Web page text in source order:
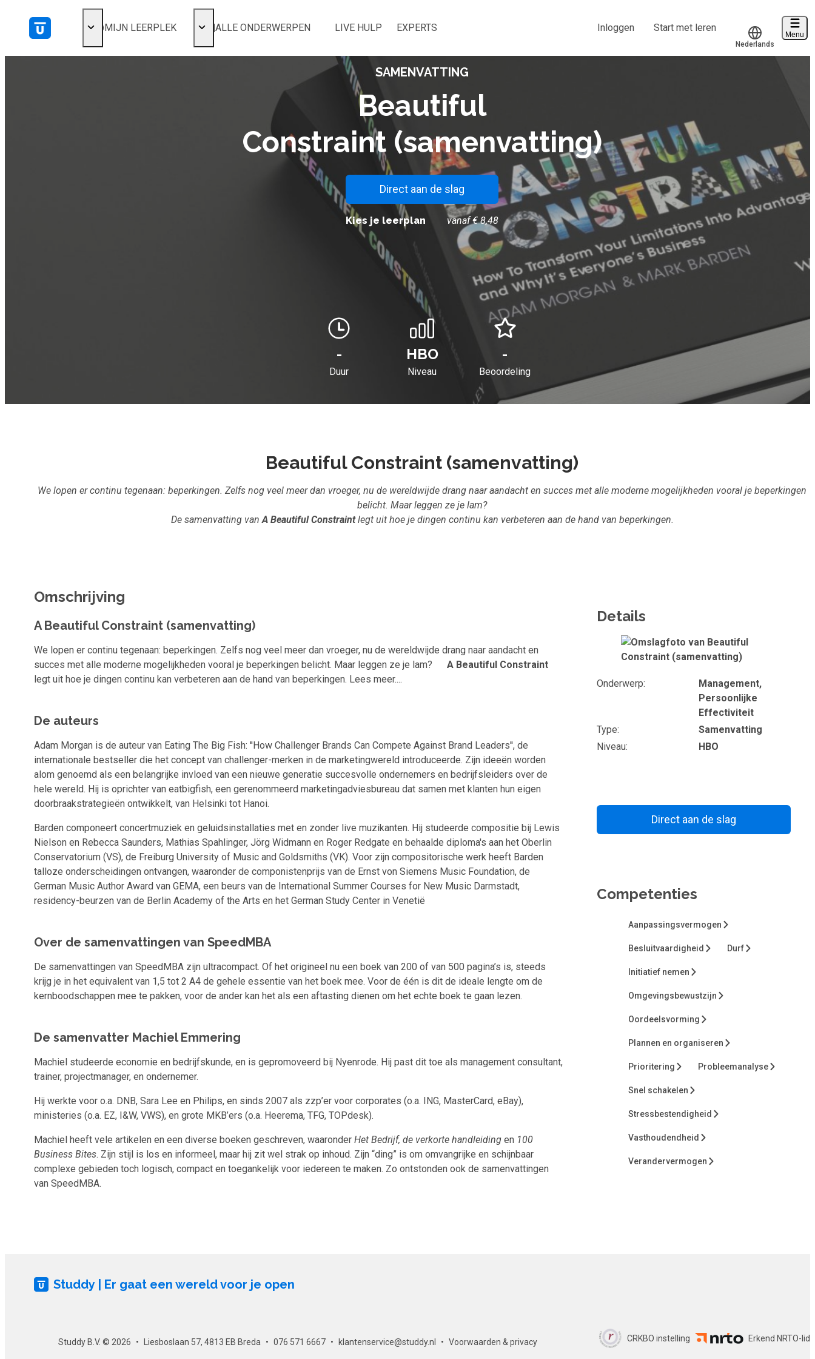
MIJN LEERPLEK
Voor mij
ALLE ONDERWERPEN
Alles bekijken
LIVE HULP EXPERTS
klantenservice@hobp.nl
Inloggen
Meer
Inloggen Start met leren
Nederlands
Menu
SAMENVATTING
Beautiful
Constraint (samenvatting)
Direct aan de slag
Kies je leerplan vanaf € 8,48
- HBO -
Duur Niveau Beoordeling
Beautiful Constraint (samenvatting)
We lopen er continu tegenaan: beperkingen. Zelfs nog veel meer dan vroeger, nu de wereldwijde drang naar aandacht en succes met alle moderne mogelijkheden vooral je beperkingen
belicht. Maar leggen ze je lam?
De samenvatting van A Beautiful Constraintlegt uit hoe je dingen continu kan verbeteren aan de hand van beperkingen.
Omschrijving
A Beautiful Constraint (samenvatting)
We lopen er continu tegenaan: beperkingen. Zelfs nog veel meer dan vroeger, nu de wereldwijde drang naar aandacht en
succes met alle moderne mogelijkheden vooral je beperkingen belicht. Maar leggen ze je lam? A Beautiful Constraint
legt uit hoe je dingen continu kan verbeteren aan de hand van beperkingen. Lees meer....
De auteurs
Adam Morgan is de auteur van Eating The Big Fish: ''How Challenger Brands Can Compete Against Brand Leaders'', de
internationale bestseller die het concept van challenger-merken in de marketingwereld introduceerde. Zijn ideeën worden
alom genoemd als een belangrijke invloed van een nieuwe generatie succesvolle ondernemers en bedrijfsleiders over de
hele wereld. Hij is oprichter van eatbigfish, een gerenommeerd marketingadviesbureau dat samen met klanten hun eigen
doorbraakstrategieën ontwikkelt, van Helsinki tot Hanoi.
Barden componeert concertmuziek en geluidsinstallaties met en zonder live muzikanten. Hij studeerde compositie bij Lewis
Nielson en Rebecca Saunders, Mathias Spahlinger, Jörg Widmann en Roger Redgate en behaalde diploma's aan het Oberlin
Conservatorium (VS), de Freiburg University of Music and Goldsmiths (VK). Voor zijn compositorische werk heeft Barden
talloze onderscheidingen ontvangen, waaronder de componistenprijs van de Ernst von Siemens Music Foundation, de
German Music Author Award van GEMA, een beurs van de International Summer Courses for New Music Darmstadt,
residency-beurzen van de Berlin Academy of the Arts en het German Study Center in Venetië
Over de samenvattingen van SpeedMBA
De samenvattingen van SpeedMBA zijn ultracompact. Of het origineel nu een boek van 200 of van 500 pagina’s is, steeds
krijg je in het equivalent van 1,5 tot 2 A4 de gehele essentie van het boek mee. Voor de één is dit de ideale lengte om de
kernboodschappen mee te pakken, voor de ander kan het als een aftasting dienen om het echte boek te gaan lezen.
De samenvatter Machiel Emmering
Machiel studeerde economie en bedrijfskunde, en is gepromoveerd bij Nyenrode. Hij past dit toe als management consultant,
trainer, projectmanager, en ondernemer.
Hij werkte voor o.a. DNB, Sara Lee en Philips, en sinds 2007 als zzp’er voor corporates (o.a. ING, MasterCard, eBay),
ministeries (o.a. EZ, I&W, VWS), en grote MKB’ers (o.a. Heerema, TFG, TOPdesk).
Machiel heeft vele artikelen en een diverse boeken geschreven, waaronder Het Bedrijf, de verkorte handleiding en 100
Business Bites. Zijn stijl is los en informeel, maar hij zit wel strak op inhoud. Zijn “ding” is om omvangrijke en schijnbaar
complexe gebieden toch logisch, compact en toegankelijk voor iedereen te maken. Zo ontstonden ook de samenvattingen
van SpeedMBA.
Details
Omslagfoto
Onderwerp
Management,
Persoonlijke
Effectiviteit
Type
Samenvatting
Niveau
HBO
Direct aan de slag
Bewaar voor later
Competenties
Aanpassingsvermogen
Besluitvaardigheid Durf
Initiatief nemen
Omgevingsbewustzijn
Oordeelsvorming
Plannen en organiseren
Prioritering Probleemanalyse
Snel schakelen
Stressbestendigheid
Vasthoudendheid
Verandervermogen
Studdy | Er gaat een wereld voor je open
Studdy B.V. © 2026 Liesboslaan 57, 4813 EB Breda 076 571 6667 klantenservice@studdy.nl Voorwaarden & privacy CRKBO instelling Erkend NRTO-lid